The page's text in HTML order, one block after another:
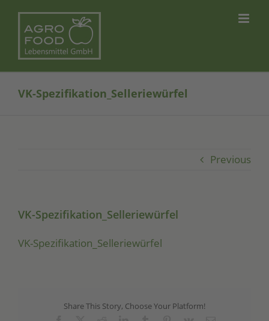
content
VK-Spezifikation_Selleriewürfel
Previous
VK-Spezifikation_Selleriewürfel
VK-Spe­zi­fi­ka­ti­on_­Sel­le­rie­wür­fel
Share This Story, Choose Your Platform!